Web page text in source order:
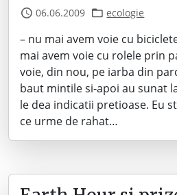
06.06.2009 ecologie
– nu mai avem voie cu
mai avem voie cu rolele prin
voie, din nou, pe iarba din
baut mintile si-apoi au sunat
le dea indicatii pretioase. Eu
ce urme de rahat…